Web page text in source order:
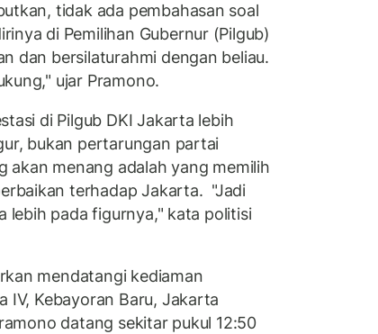
tidak ada pembahasan soal
di Pemilihan Gubernur (Pilgub)
dan bersilaturahmi dengan beliau.
ujar Pramono.
di Pilgub DKI Jakarta lebih
bukan pertarungan partai
akan menang adalah yang memilih
terhadap Jakarta. "Jadi
lebih pada figurnya," kata politisi
mendatangi kediaman
IV, Kebayoran Baru, Jakarta
datang sekitar pukul 12:50